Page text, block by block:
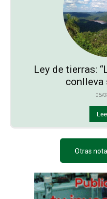
Ley de tierras:
conlleva
05/
Otras